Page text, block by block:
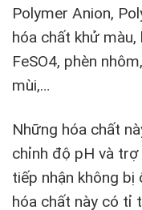
Polymer Anion,
hóa chất khử
FeSO4, phèn
mùi,…
Những hóa chất
chỉnh độ pH và
tiếp nhận không bị
hóa chất này có tỉ